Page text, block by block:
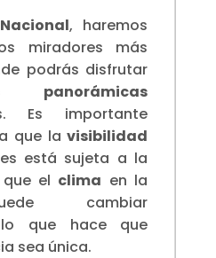
, haremos
miradores más
podrás disfrutar
panorámicas
Es importante
que lavisibilidad
está sujeta a la
el clima en la
cambiar
lo que hace que
sea única.